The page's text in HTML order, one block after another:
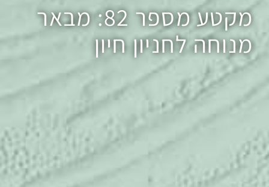
מקטע מספר 82: מבאר
מנוחה לחניון חיון